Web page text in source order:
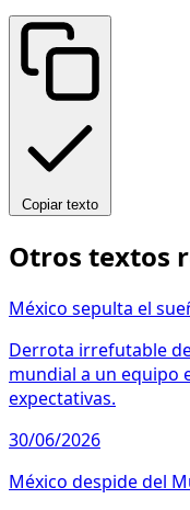
Copiar texto
Otros textos
México sepulta el
Derrota irrefutable
mundial a un equipo
expectativas.
30/06/2026
México despide del